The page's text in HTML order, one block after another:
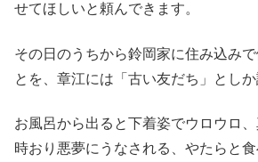
せてほしいと頼んできます。
その日のうちから鈴岡家に住み込み
とを、章江には「古い友だち」としか
お風呂から出ると下着姿でウロウロ
時おり悪夢にうなされる、やたらと